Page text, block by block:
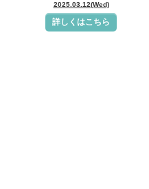
2025.03.12(Wed)
詳しくはこちら